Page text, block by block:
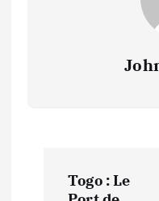
Togo : Le